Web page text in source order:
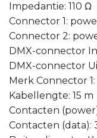
Impedantie: 110 Ω
Connector 1:
Connector 2:
DMX-connector
DMX-connector
Merk Connector
Kabellengte: 15 m
Contacten
Contacten (data):